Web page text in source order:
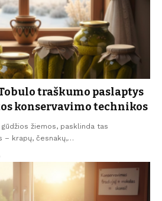
traškumo paslaptys
konservavimo technikos
žiemos, pasklinda tas
– krapų, česnakų,…